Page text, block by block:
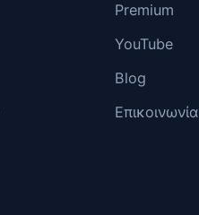
Premium
YouTube
Blog
Επικοινωνία